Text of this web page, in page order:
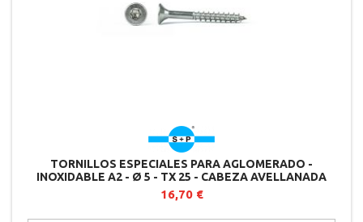
TORNILLOS ESPECIALES PARA AGLOMERADO -
INOXIDABLE A2 - Ø 5 - TX 25 - CABEZA AVELLANADA
REFORZADA
16,70 €